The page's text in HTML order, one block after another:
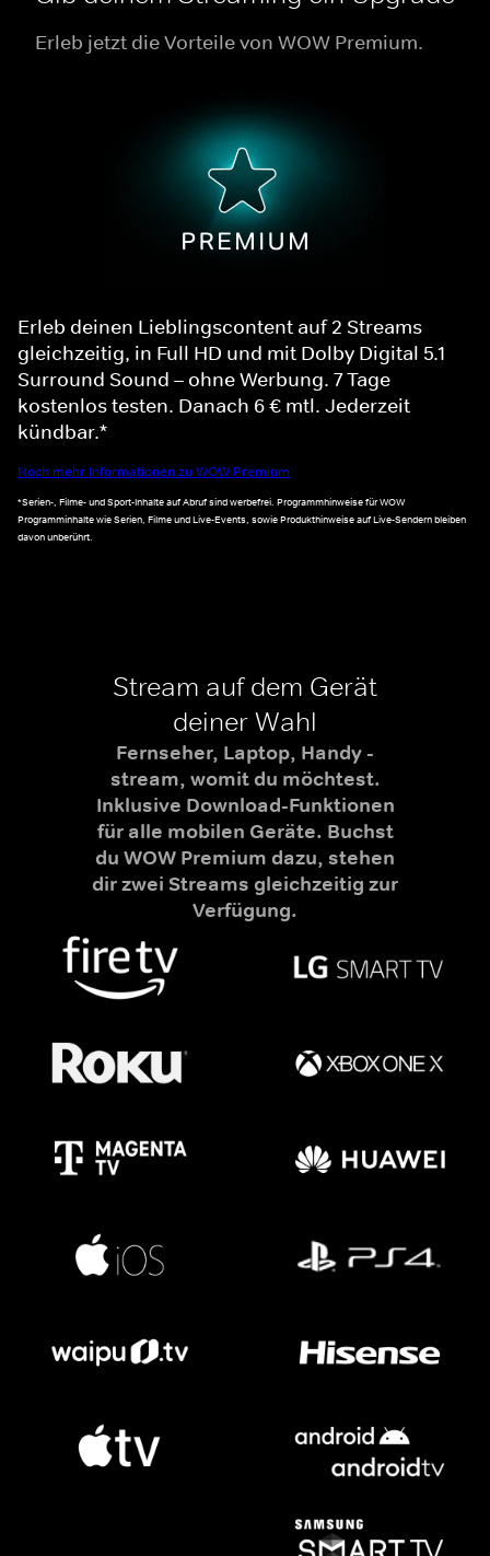
Erleb jetzt die Vorteile von WOW Premium.
Erleb deinen Lieblingscontent auf 2 Streams
gleichzeitig, in Full HD und mit Dolby Digital 5.1
Surround Sound – ohne Werbung. 7 Tage
kostenlos testen. Danach 6 € mtl. Jederzeit
kündbar.*
Noch mehr Informationen zu WOW Premium
*Serien-, Filme- und Sport-Inhalte auf Abruf sind werbefrei. Programmhinweise für WOW
Programminhalte wie Serien, Filme und Live-Events, sowie Produkthinweise auf Live-Sendern bleiben
davon unberührt.
Stream auf dem Gerät
deiner Wahl
Fernseher, Laptop, Handy -
stream, womit du möchtest.
Inklusive Download-Funktionen
für alle mobilen Geräte. Buchst
du WOW Premium dazu, stehen
dir zwei Streams gleichzeitig zur
Verfügung.